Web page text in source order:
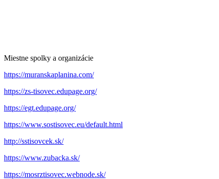
Miestne spolky a organizácie
https://muranskaplanina.com/
https://zs-tisovec.edupage.org/
https://egt.edupage.org/
https://www.sostisovec.eu/default.html
http://sstisovcek.sk/
https://www.zubacka.sk/
https://mosrztisovec.webnode.sk/